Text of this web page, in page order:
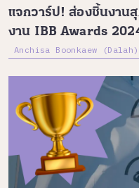
แจกวาร์ป! ส่องชิ้นงาน
งาน IBB Awards
Anchisa Boonkaew (Dalah)